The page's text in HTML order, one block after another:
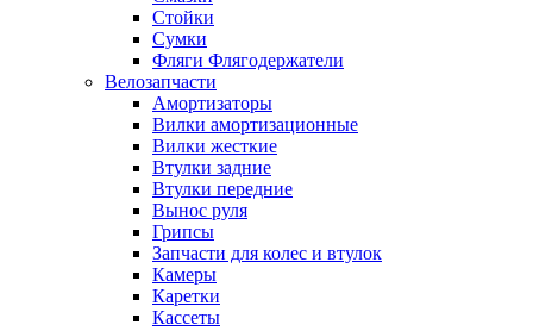
Стойки
Сумки
Фляги Флягодержатели
Велозапчасти
Амортизаторы
Вилки амортизационные
Вилки жесткие
Втулки задние
Втулки передние
Вынос руля
Грипсы
Запчасти для колес и втулок
Камеры
Каретки
Кассеты